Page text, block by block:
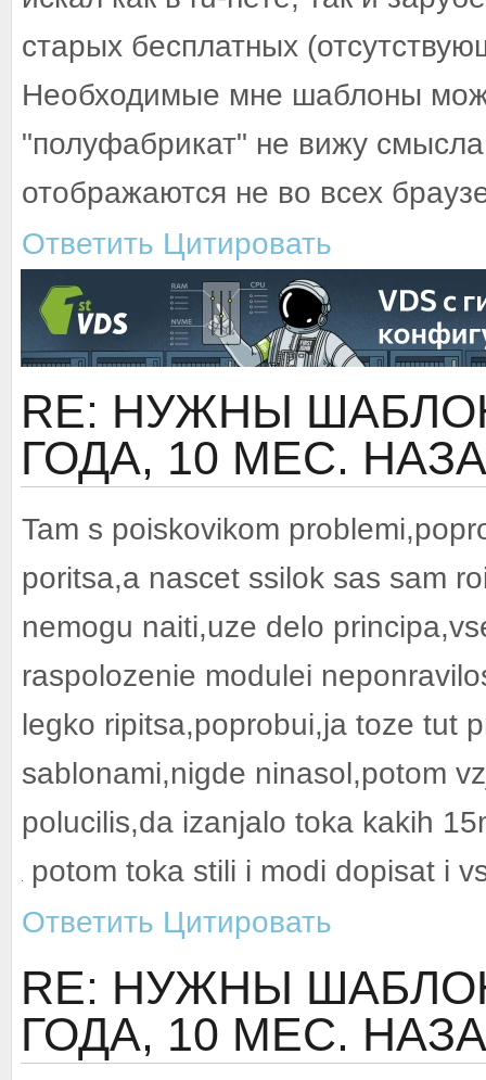
старых бесплатных
Необходимые мне шаблоны
"полуфабрикат" не вижу
отображаются не во всех
Ответить Цитировать
RE: НУЖНЫ
ГОДА, 10 МЕС.
Tam s poiskovikom
poritsa,a nascet ssilok sas sam
nemogu naiti,uze delo
raspolozenie modulei
legko ripitsa,poprobui,ja toze tut
sablonami,nigde ninasol,potom
polucilis,da izanjalo toka kakih
potom toka stili i modi dopisat i
Ответить Цитировать
RE: НУЖНЫ
ГОДА, 10 МЕС.